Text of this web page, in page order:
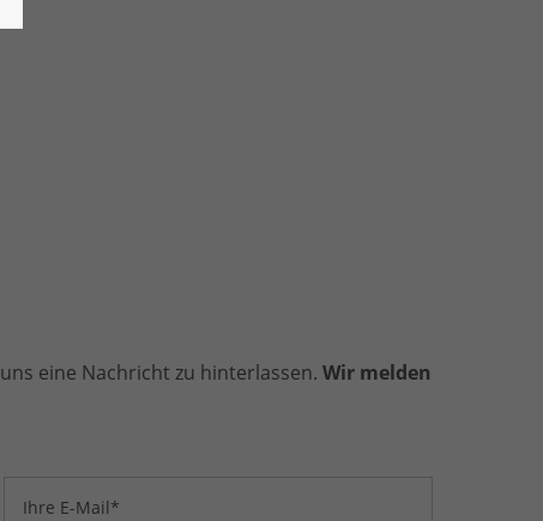
eine Nachricht zu hinterlassen.Wir melden